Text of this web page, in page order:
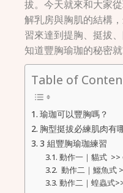
拔。今天就來和大家
解乳房與胸肌的結構
習來達到提胸、挺拔
知道豐胸瑜珈的秘密
Table of
瑜珈可以豐胸嗎？
胸型挺拔必練肌肉有
3 組豐胸瑜珈練習
動作一｜貓式 >>
動作二｜鱷魚式
動作二｜蝗蟲式